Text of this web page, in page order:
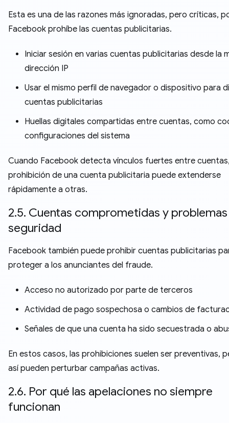
Esta es una de las razones más ignoradas, pero críticas,
Facebook prohíbe las cuentas publicitarias.
Iniciar sesión en varias cuentas publicitarias desde la
dirección IP
Usar el mismo perfil de navegador o dispositivo para
cuentas publicitarias
Huellas digitales compartidas entre cuentas, como
configuraciones del sistema
Cuando Facebook detecta vínculos fuertes entre
prohibición de una cuenta publicitaria puede extenderse
rápidamente a otras.
2.5. Cuentas comprometidas y
seguridad
Facebook también puede prohibir cuentas publicitarias
proteger a los anunciantes del fraude.
Acceso no autorizado por parte de terceros
Actividad de pago sospechosa o cambios de
Señales de que una cuenta ha sido secuestrada o
En estos casos, las prohibiciones suelen ser preventivas,
así pueden perturbar campañas activas.
2.6. Por qué las apelaciones no siempre
funcionan